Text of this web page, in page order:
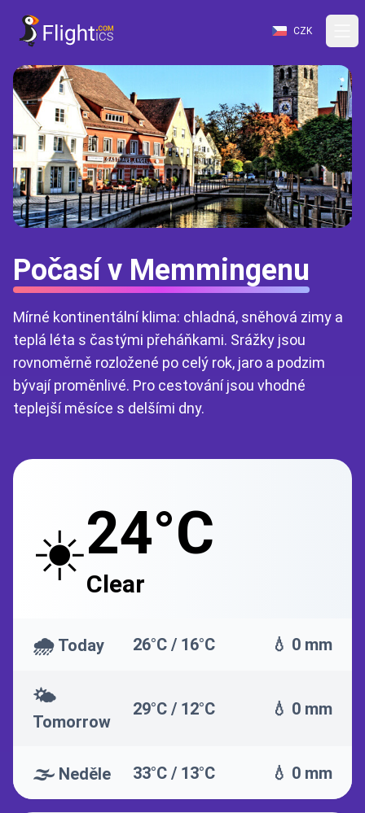
CZK
Počasí v Memmingenu
Mírné kontinentální klima: chladná, sněhová zimy a
teplá léta s častými přeháňkami. Srážky jsou
rovnoměrně rozložené po celý rok, jaro a podzim
bývají proměnlivé. Pro cestování jsou vhodné
teplejší měsíce s delšími dny.
☀️24°C
Clear
🌧️ Today 26°C / 16°C 💧 0 mm
🌤️
Tomorrow
29°C / 12°C 💧 0 mm
🌫️ Neděle 33°C / 13°C 💧 0 mm